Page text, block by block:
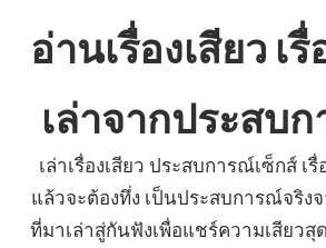
อ่านเรื่องเสียว เ
เล่าจากประสบ
เล่าเรื่องเสียว ประสบการณ์เซ็กส์ เ
แล้วจะต้องทึ่ง เป็นประสบการณ์จริง
ที่มาเล่าสู่กันฟังเพื่อแชร์ความเสียวสุ